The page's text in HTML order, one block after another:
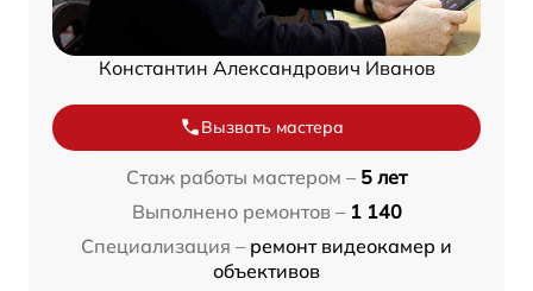
Константин Александрович Иванов
Вызвать мастера
Стаж работы мастером – 5 лет
Выполнено ремонтов – 1 140
Специализация – ремонт видеокамер и
объективов